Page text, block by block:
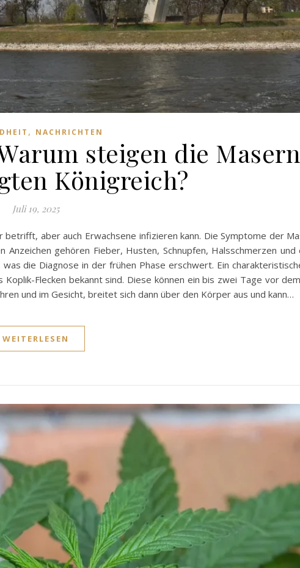
, NACHRICHTEN
steigen die
Königreich?
Juli 19, 2025
aber auch Erwachsene infizieren kann. Die Symptome der
gehören Fieber, Husten, Schnupfen, Halsschmerzen und
die Diagnose in der frühen Phase erschwert. Ein
Flecken bekannt sind. Diese können ein bis zwei Tage vor
und im Gesicht, breitet sich dann über den Körper aus und kann…
WEITERLESEN